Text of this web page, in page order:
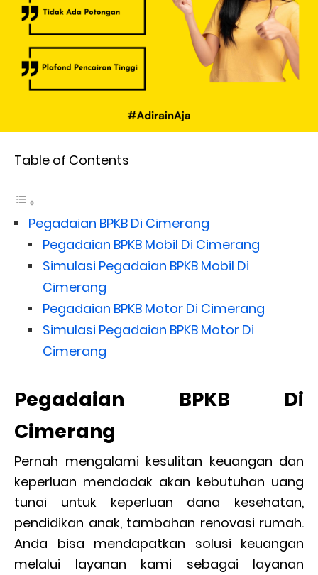
Table of Contents
Pegadaian BPKB Di Cimerang
Pegadaian BPKB Mobil Di Cimerang
Simulasi Pegadaian BPKB Mobil Di
Cimerang
Pegadaian BPKB Motor Di Cimerang
Simulasi Pegadaian BPKB Motor Di
Cimerang
Pegadaian BPKB Di
Cimerang
Pernah mengalami kesulitan keuangan dan
keperluan mendadak akan kebutuhan uang
tunai untuk keperluan dana kesehatan,
pendidikan anak, tambahan renovasi rumah.
Anda bisa mendapatkan solusi keuangan
melalui layanan kami sebagai layanan